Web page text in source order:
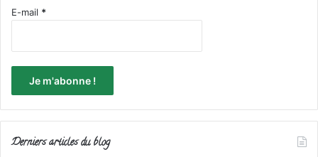
E-mail *
Derniers articles du blog